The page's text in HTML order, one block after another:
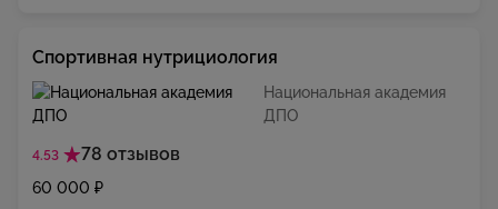
Национальная академия
ДПО
4.53 78 отзывов
Спортивная нутрициология
60 000 ₽